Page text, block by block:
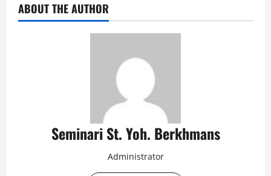
ABOUT THE AUTHOR
Seminari St. Yoh. Berkhmans
Administrator